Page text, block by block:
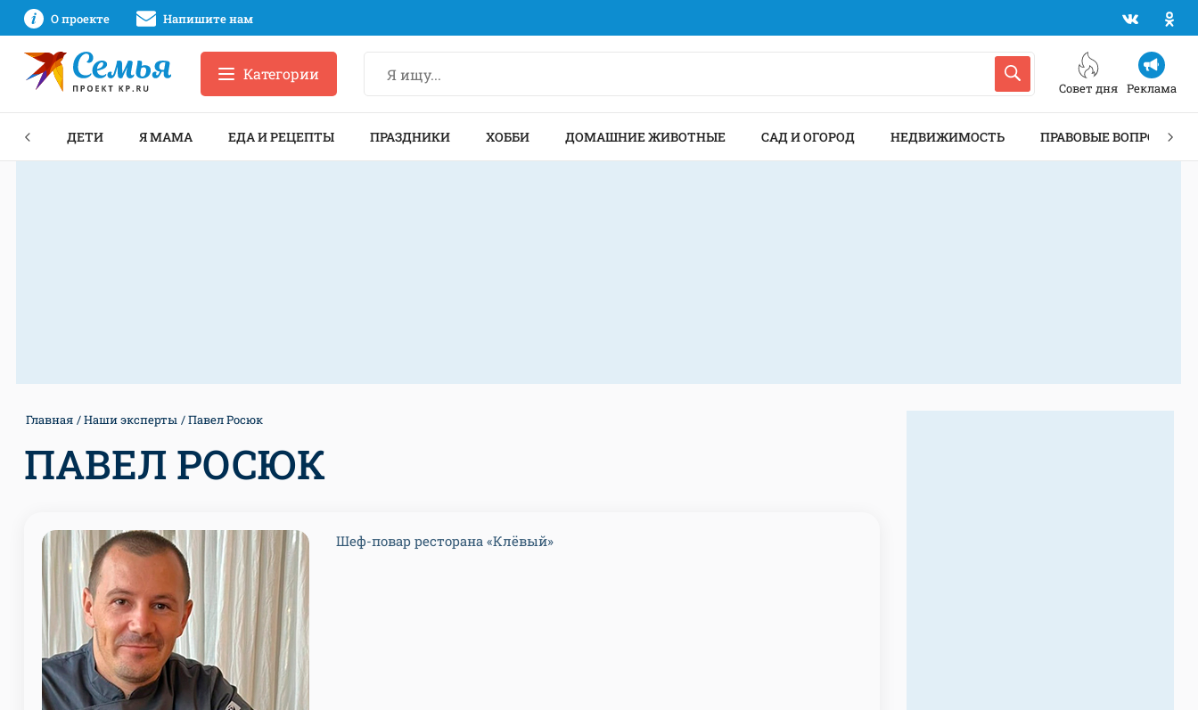
О проекте Напишите нам
Совет дня Реклама
Категории
ДЕТИ Я МАМА ЕДА И РЕЦЕПТЫ ПРАЗДНИКИ ХОББИ ДОМАШНИЕ ЖИВОТНЫЕ САД И ОГОРОД НЕДВИЖИМОСТЬ ПРАВОВЫЕ ВОПРОСЫ
Главная Наши эксперты Павел Росюк
ПАВЕЛ РОСЮК
Шеф-повар ресторана «Клёвый»